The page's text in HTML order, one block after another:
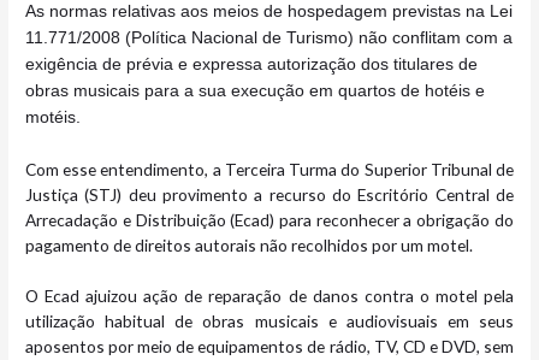
As normas relativas aos meios de hospedagem previstas na Lei
11.771/2008 (Política Nacional de Turismo) não conflitam com a
exigência de prévia e expressa autorização dos titulares de
obras musicais para a sua execução em quartos de hotéis e
motéis.
Com esse entendimento, a Terceira Turma do Superior Tribunal de
Justiça (STJ) deu provimento a recurso do Escritório Central de
Arrecadação e Distribuição (Ecad) para reconhecer a obrigação do
pagamento de direitos autorais não recolhidos por um motel.
O Ecad ajuizou ação de reparação de danos contra o motel pela
utilização habitual de obras musicais e audiovisuais em seus
aposentos por meio de equipamentos de rádio, TV, CD e DVD, sem